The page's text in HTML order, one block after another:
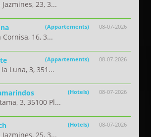
23, 3...
08-07-2026
(Appartements)
Cornisa, 16, 3...
08-07-2026
(Appartements)
Luna, 3, 351...
08-07-2026
(Hotels)
3, 35100 Pl...
08-07-2026
(Hotels)
25, 3...